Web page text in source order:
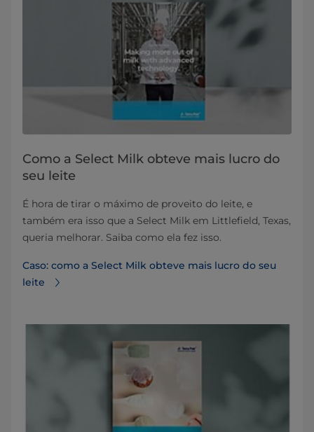
Como a Select Milk obteve mais lucro do
seu leite
É hora de tirar o máximo de proveito do leite, e
também era isso que a Select Milk em Littlefield, Texas,
queria melhorar. Saiba como ela fez isso.
Caso: como a Select Milk obteve mais lucro do seu
leite